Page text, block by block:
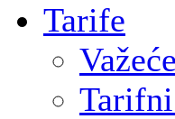
Tarife